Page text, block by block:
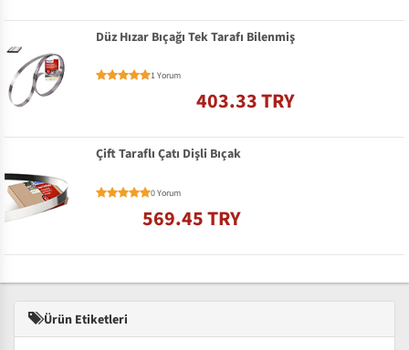
Düz Hızar Bıçağı Tek Tarafı Bilenmiş
1 Yorum
403.33 TRY
Çift Taraflı Çatı Dişli Bıçak
0 Yorum
569.45 TRY
Ürün Etiketleri